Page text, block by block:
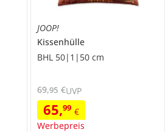
JOOP!
Kissenhülle
BHL 50|1|50 cm
65,99 €
Werbepreis
69,95 €UVP